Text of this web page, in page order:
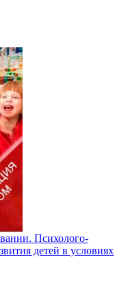
Психолого-
детей в условиях